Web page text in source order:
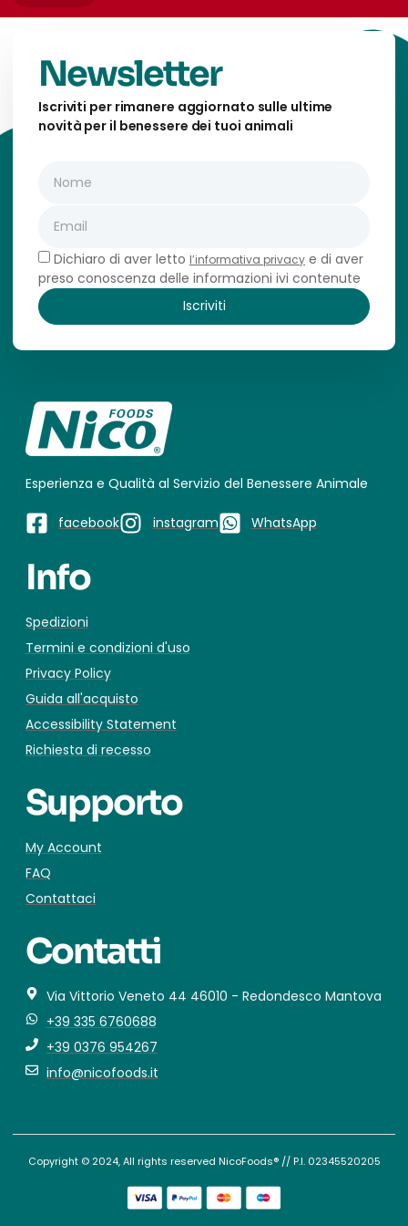
Newsletter
Iscriviti per rimanere aggiornato sulle ultime
novità per il benessere dei tuoi animali
Dichiaro di aver letto l’informativa privacy e di aver
preso conoscenza delle informazioni ivi contenute
Iscriviti
Esperienza e Qualità al Servizio del Benessere Animale
facebook instagram WhatsApp
Info
Spedizioni
Termini e condizioni d'uso
Privacy Policy
Guida all'acquisto
Accessibility Statement
Richiesta di recesso
Supporto
My Account
FAQ
Contattaci
Contatti
Via Vittorio Veneto 44 46010 - Redondesco Mantova
+39 335 6760688
+39 0376 954267
info@nicofoods.it
Copyright © 2024, All rights reserved NicoFoods® // P.I. 02345520205